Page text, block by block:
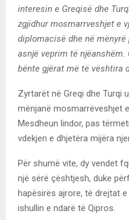
interesin e Greqisë dhe
zgjidhur mosmarrveshjet e
diplomacisë dhe në mënyrë
asnjë veprim të njëanshëm.
bënte gjërat më të vështira
Zyrtarët në Greqi dhe Turqi
mënjanë mosmarrëveshjet
Mesdheun lindor, pas
vdekjen e dhjetëra mijëra
Për shumë vite, dy vendet
një sërë çështjesh, duke
hapësirës ajrore, të drejtat
ishullin e ndarë të Qipros.